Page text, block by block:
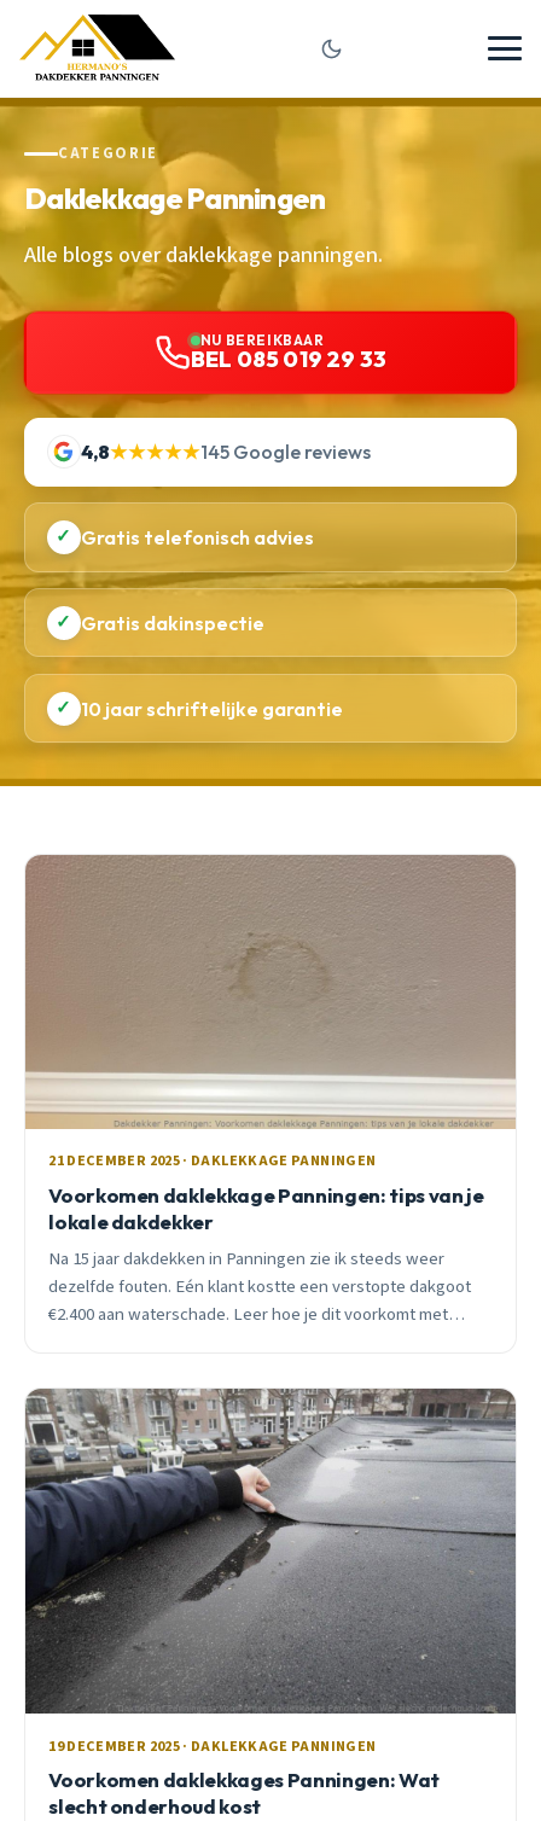
CATEGORIE
Daklekkage Panningen
Alle blogs over daklekkage panningen.
NU BEREIKBAAR
BEL 085 019 29 33
4,8★★★★★145 Google reviews
✓ Gratis telefonisch advies
✓ Gratis dakinspectie
✓ 10 jaar schriftelijke garantie
21 DECEMBER 2025 · DAKLEKKAGE PANNINGEN
Voorkomen daklekkage Panningen: tips van je
lokale dakdekker
Na 15 jaar dakdekken in Panningen zie ik steeds weer
dezelfde fouten. Eén klant kostte een verstopte dakgoot
€2.400 aan waterschade. Leer hoe je dit voorkomt met
19 DECEMBER 2025 · DAKLEKKAGE PANNINGEN
Voorkomen daklekkages Panningen: Wat
slecht onderhoud kost